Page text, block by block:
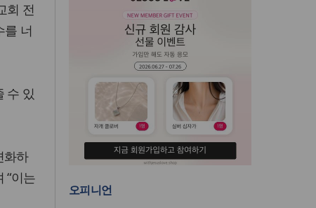
회 전
를 너
수 있
화하
“이는
오피니언